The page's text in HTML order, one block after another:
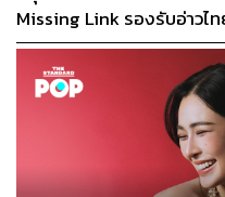
Missing Link รองรับอ่าวไ